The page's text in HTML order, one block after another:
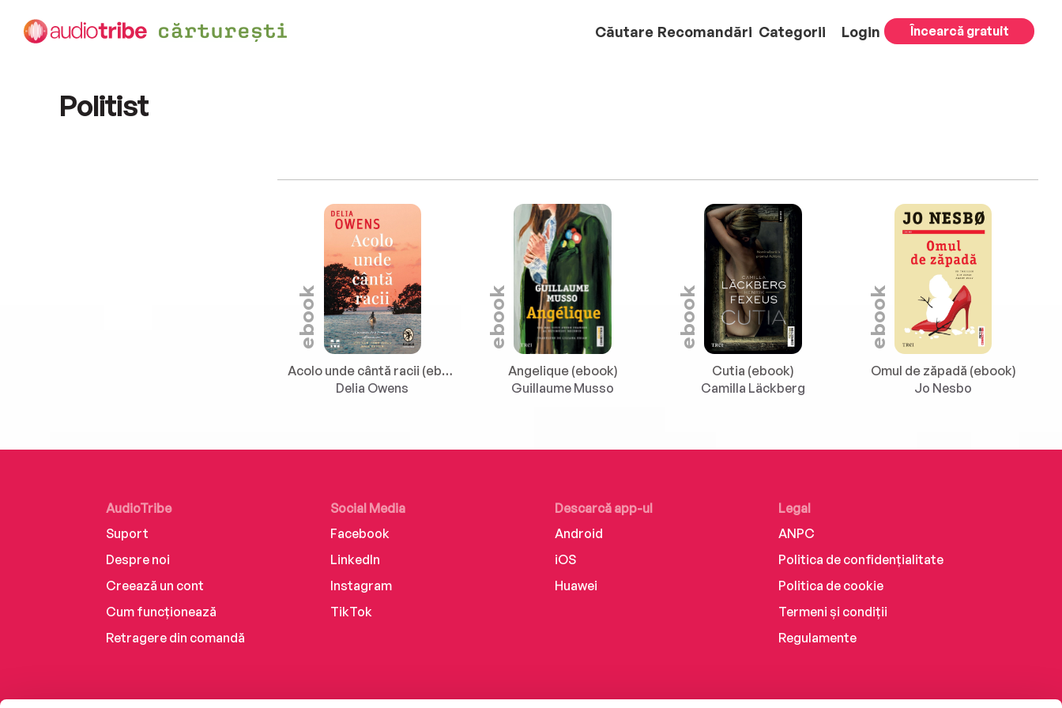
Căutare Recomandări Categorii Login Încearcă gratuit
Politist
ebook
Acolo unde cântă racii (ebook)
Delia Owens
ebook
Angelique (ebook)
Guillaume Musso
ebook
Cutia (ebook)
Camilla Läckberg
ebook
Omul de zăpadă (ebook)
Jo Nesbo
AudioTribe
Suport
Despre noi
Creează un cont
Cum funcționează
Retragere din comandă
Social Media
Facebook
LinkedIn
Instagram
TikTok
Descarcă app-ul
Android
iOS
Huawei
Legal
ANPC
Politica de confidențialitate
Politica de cookie
Termeni și condiții
Regulamente